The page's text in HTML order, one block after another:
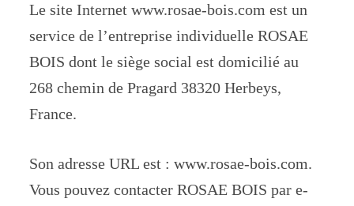
Le site Internet www.rosae-bois.com est un
service de l’entreprise individuelle ROSAE
BOIS dont le siège social est domicilié au
268 chemin de Pragard 38320 Herbeys,
France.
Son adresse URL est : www.rosae-bois.com.
Vous pouvez contacter ROSAE BOIS par e-